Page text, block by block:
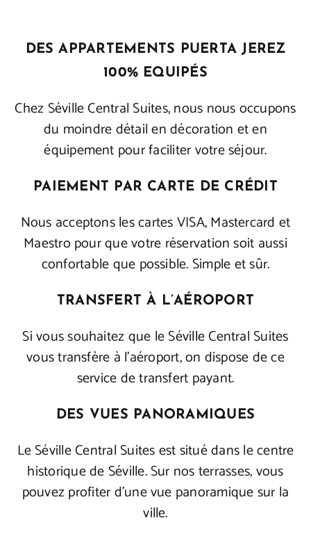
DES APPARTEMENTS PUERTA JEREZ
100% EQUIPÉS
Chez Séville Central Suites, nous nous occupons
du moindre détail en décoration et en
équipement pour faciliter votre séjour.
PAIEMENT PAR CARTE DE CRÉDIT
Nous acceptons les cartes VISA, Mastercard et
Maestro pour que votre réservation soit aussi
confortable que possible. Simple et sûr.
TRANSFERT À L’AÉROPORT
Si vous souhaitez que le Séville Central Suites
vous transfère à l’aéroport, on dispose de ce
service de transfert payant.
DES VUES PANORAMIQUES
Le Séville Central Suites est situé dans le centre
historique de Séville. Sur nos terrasses, vous
pouvez profiter d’une vue panoramique sur la
ville.